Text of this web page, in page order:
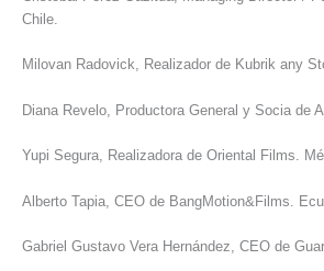
Chile.
Milovan Radovick, Realizador de Kubrik any
Diana Revelo, Productora General y Socia de
Yupi Segura, Realizadora de Oriental Films.
Alberto Tapia, CEO de BangMotion&Films.
Gabriel Gustavo Vera Hernández, CEO de